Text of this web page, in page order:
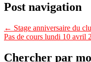
Post navigation
← Stage anniversaire du
Pas de cours lundi 10 avril
Chercher par